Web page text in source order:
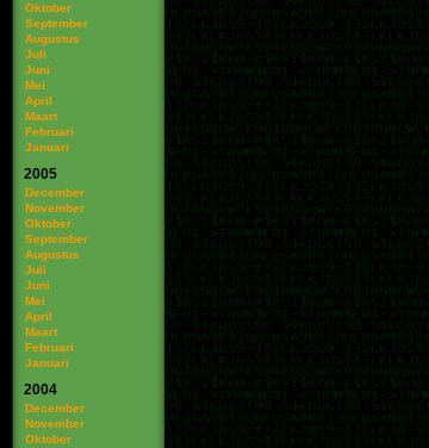
Oktober
September
Augustus
Juli
Juni
Mei
April
Maart
Februari
Januari
2005
December
November
Oktober
September
Augustus
Juli
Juni
Mei
April
Maart
Februari
Januari
2004
December
November
Oktober